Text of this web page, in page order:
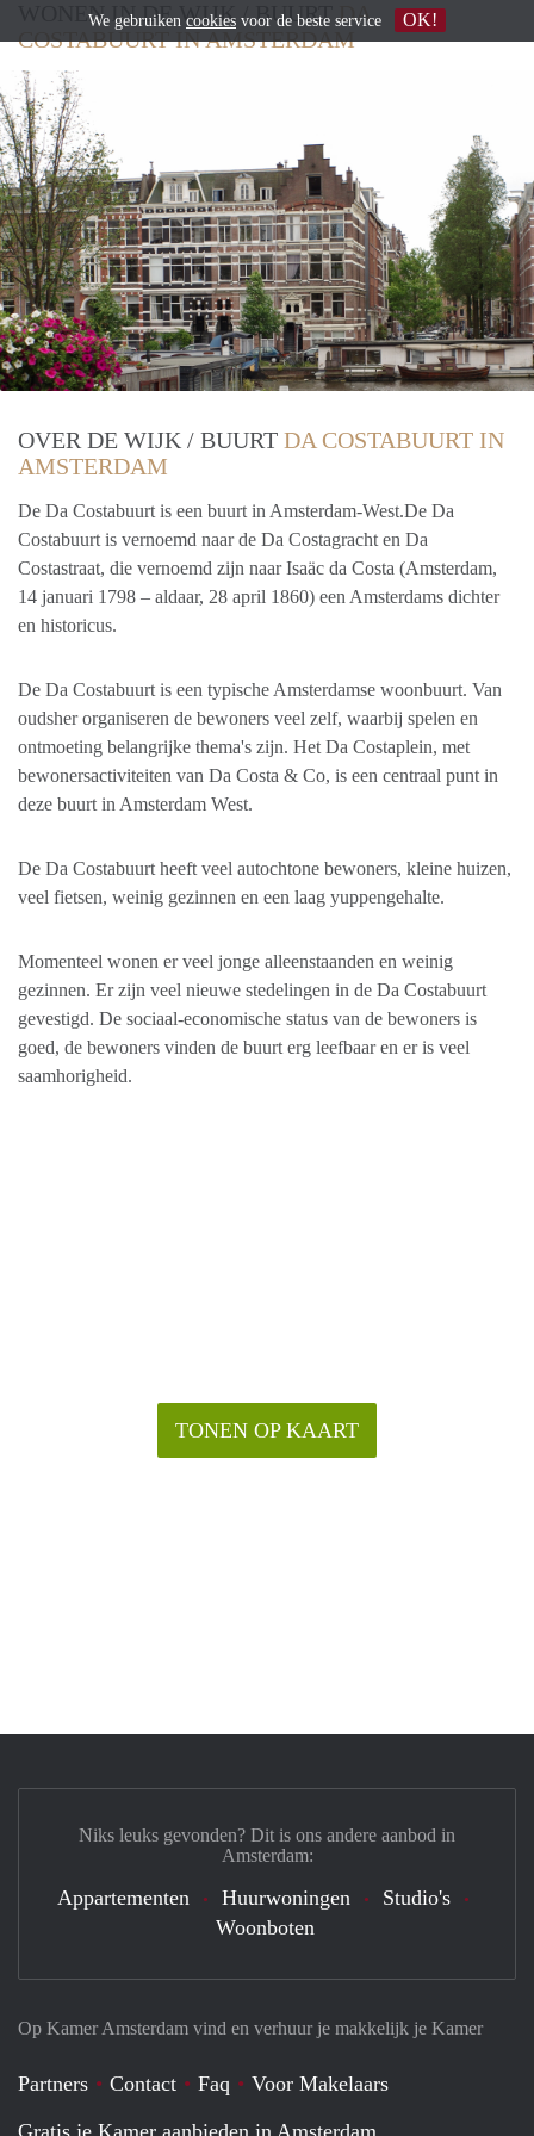
WONEN IN DE WIJK / BUURTDA
COSTABUURT IN AMSTERDAM
OVER DE WIJK / BUURT DA COSTABUURT IN
AMSTERDAM
De Da Costabuurt is een buurt in Amsterdam-West.De Da
Costabuurt is vernoemd naar de Da Costagracht en Da
Costastraat, die vernoemd zijn naar Isaäc da Costa (Amsterdam,
14 januari 1798 – aldaar, 28 april 1860) een Amsterdams dichter
en historicus.
De Da Costabuurt is een typische Amsterdamse woonbuurt. Van
oudsher organiseren de bewoners veel zelf, waarbij spelen en
ontmoeting belangrijke thema's zijn. Het Da Costaplein, met
bewonersactiviteiten van Da Costa & Co, is een centraal punt in
deze buurt in Amsterdam West.
De Da Costabuurt heeft veel autochtone bewoners, kleine huizen,
veel fietsen, weinig gezinnen en een laag yuppengehalte.
Momenteel wonen er veel jonge alleenstaanden en weinig
gezinnen. Er zijn veel nieuwe stedelingen in de Da Costabuurt
gevestigd. De sociaal-economische status van de bewoners is
goed, de bewoners vinden de buurt erg leefbaar en er is veel
saamhorigheid.
TONEN OP KAART
Op Kamer Amsterdam vind en verhuur je makkelijk je Kamer
Partners Contact Faq
Voor Makelaars
Gratis je Kamer aanbieden in Amsterdam
Niks leuks gevonden? Dit is ons andere aanbod in
Amsterdam:
Appartementen Huurwoningen
Studio's
Woonboten
We gebruiken cookies voor de beste service OK!